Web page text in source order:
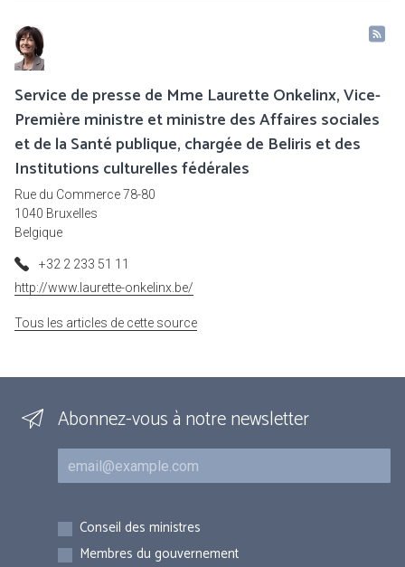
Service de presse de Mme Laurette Onkelinx, Vice-
Première ministre et ministre des Affaires sociales
et de la Santé publique, chargée de Beliris et des
Institutions culturelles fédérales
Rue du Commerce 78-80
1040 Bruxelles
Belgique
+32 2 233 51 11
http://www.laurette-onkelinx.be/
Tous les articles de cette source
Abonnez-vous à notre newsletter
Courriel
Inscriptions
Conseil des ministres
Membres du gouvernement